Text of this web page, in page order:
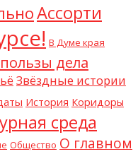
Ассорти
В Думе края
дела
Звёздные истории
История Коридоры
среда
Общество О главном